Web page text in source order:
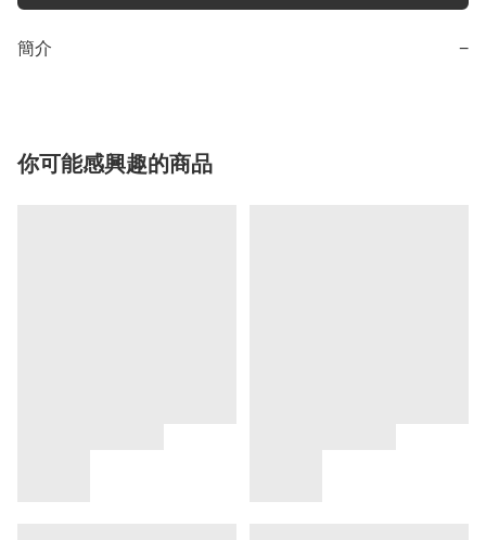
簡介 −
你可能感興趣的商品